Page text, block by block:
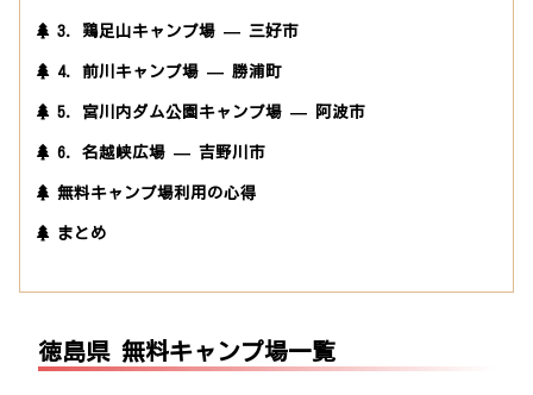
3. 鶏足山キャンプ場 — 三好市
4. 前川キャンプ場 — 勝浦町
5. 宮川内ダム公園キャンプ場 — 阿波市
6. 名越峡広場 — 吉野川市
無料キャンプ場利用の心得
まとめ
徳島県 無料キャンプ場一覧